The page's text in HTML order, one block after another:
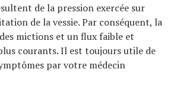
de la pression exercée sur
de la vessie. Par conséquent, la
mictions et un flux faible et
courants. Il est toujours utile de
par votre médecin